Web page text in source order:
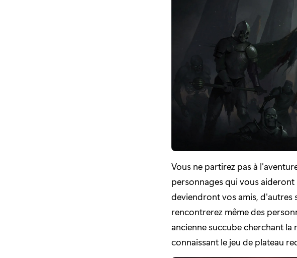
Vous ne partirez pas à
personnages qui vous aideront
deviendront vos amis, d'autres
rencontrerez même des
ancienne succube cherchant la
connaissant le jeu de plateau